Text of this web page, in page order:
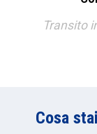
Transito
Cosa